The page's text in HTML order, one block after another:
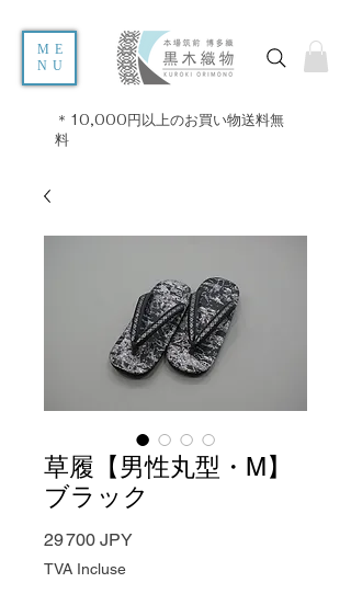
ME
NU
＊10,000円以上のお買い物送料無
料
草履【男性丸型・M】
ブラック
29 700 JPYPrix
TVA Incluse